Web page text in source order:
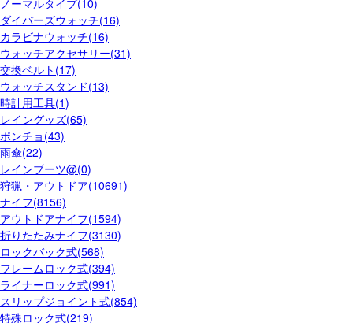
ノーマルタイプ(10)
ダイバーズウォッチ(16)
カラビナウォッチ(16)
ウォッチアクセサリー(31)
交換ベルト(17)
ウォッチスタンド(13)
時計用工具(1)
レイングッズ(65)
ポンチョ(43)
雨傘(22)
レインブーツ@(0)
狩猟・アウトドア(10691)
ナイフ(8156)
アウトドアナイフ(1594)
折りたたみナイフ(3130)
ロックバック式(568)
フレームロック式(394)
ライナーロック式(991)
スリップジョイント式(854)
特殊ロック式(219)